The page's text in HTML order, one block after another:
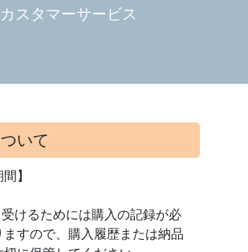
カスタマーサービス
いて
】
けるためには購入の記録が必
すので、購入履歴または納品